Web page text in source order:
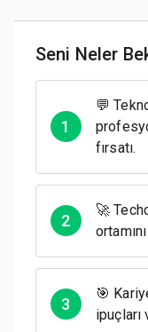
Seni Neler
1
💬
fırsatı.
2
🚀
3
🎯